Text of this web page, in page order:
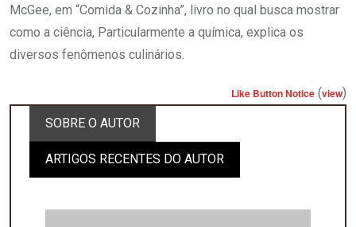
McGee, em “Comida & Cozinha”, livro no qual busca mostrar
como a ciência, Particularmente a química, explica os
diversos fenômenos culinários.
Like Button Notice (view)
SOBRE O AUTOR
ARTIGOS RECENTES DO AUTOR